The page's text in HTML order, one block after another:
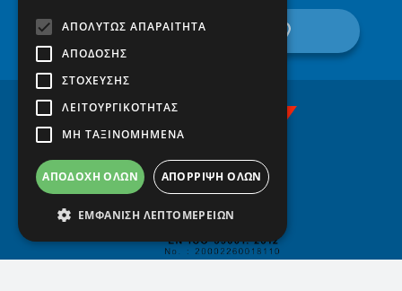
βρείτε μας στον χάρτη
ΑΠΟΛΎΤΩΣ ΑΠΑΡΑΊΤΗΤΑ
ΑΠΌΔΟΣΗΣ
ΣΤΌΧΕΥΣΗΣ
ΛΕΙΤΟΥΡΓΙΚΌΤΗΤΑΣ
ΜΗ ΤΑΞΙΝΟΜΗΜΈΝΑ
ΑΠΟΔΟΧΉ ΌΛΩΝ ΑΠΌΡΡΙΨΗ ΌΛΩΝ
ΕΜΦΆΝΙΣΗ ΛΕΠΤΟΜΕΡΕΙΏΝ